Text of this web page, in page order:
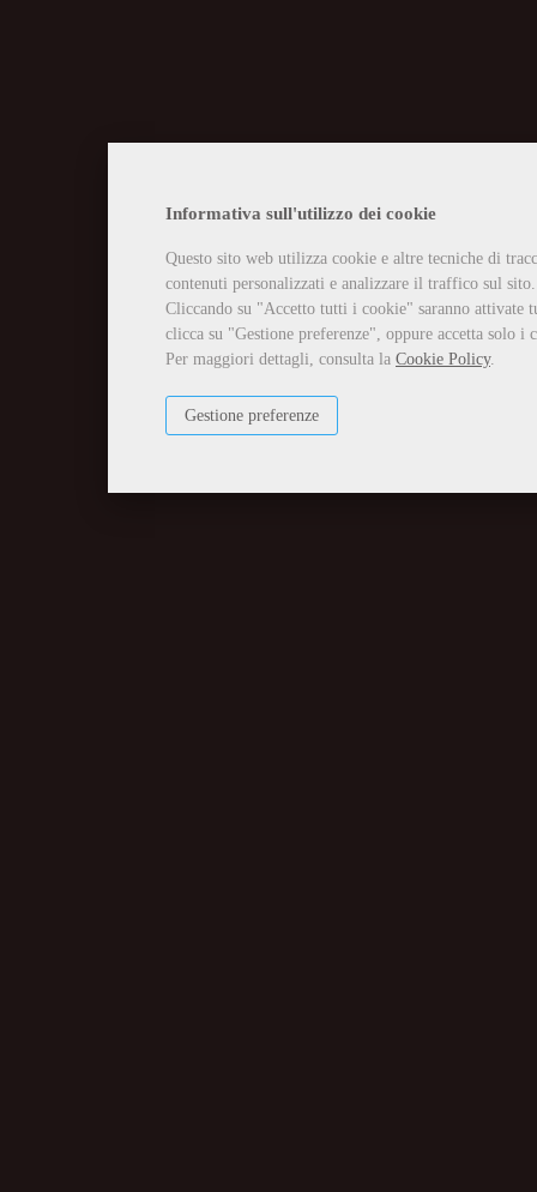
Informativa sull'utilizzo dei cookie
Questo sito web utilizza cookie e altre tecniche di
contenuti personalizzati e analizzare il traffico sul sito.
Cliccando su "Accetto tutti i cookie" saranno attivate
clicca su "Gestione preferenze", oppure accetta solo
Per maggiori dettagli, consulta la Cookie Policy.
Gestione preferenze
CHIUSURA
Vi informiamo che la casa
Tutti gli ordini ricevuti in tali
Per qualsiasi necessità